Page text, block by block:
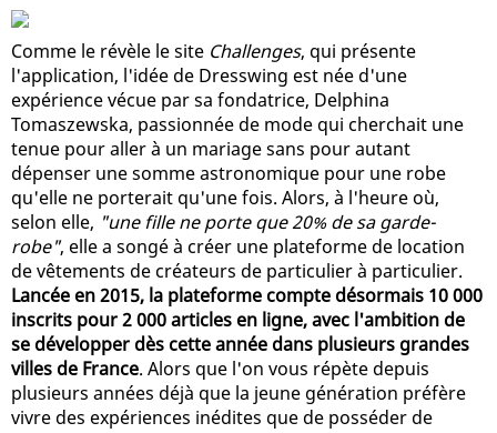
Comme le révèle le site Challenges, qui présente
l'application, l'idée de Dresswing est née d'une
expérience vécue par sa fondatrice, Delphina
Tomaszewska, passionnée de mode qui cherchait une
tenue pour aller à un mariage sans pour autant
dépenser une somme astronomique pour une robe
qu'elle ne porterait qu'une fois. Alors, à l'heure où,
selon elle, "une fille ne porte que 20% de sa garde-
robe", elle a songé à créer une plateforme de location
de vêtements de créateurs de particulier à particulier.
Lancée en 2015, la plateforme compte désormais 10 000
inscrits pour 2 000 articles en ligne, avec l'ambition de
se développer dès cette année dans plusieurs grandes
villes de France. Alors que l'on vous répète depuis
plusieurs années déjà que la jeune génération préfère
vivre des expériences inédites que de posséder de